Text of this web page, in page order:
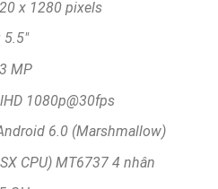
x 1280 pixels
MP
1080p@30fps
6.0 (Marshmallow)
CPU) MT6737 4 nhân